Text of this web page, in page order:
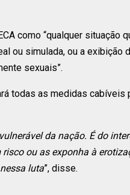
como “qualquer situação
ou simulada, ou a exibição
sexuais”.
todas as medidas cabíveis
da nação. É do
ou as exponha à
luta”, disse.